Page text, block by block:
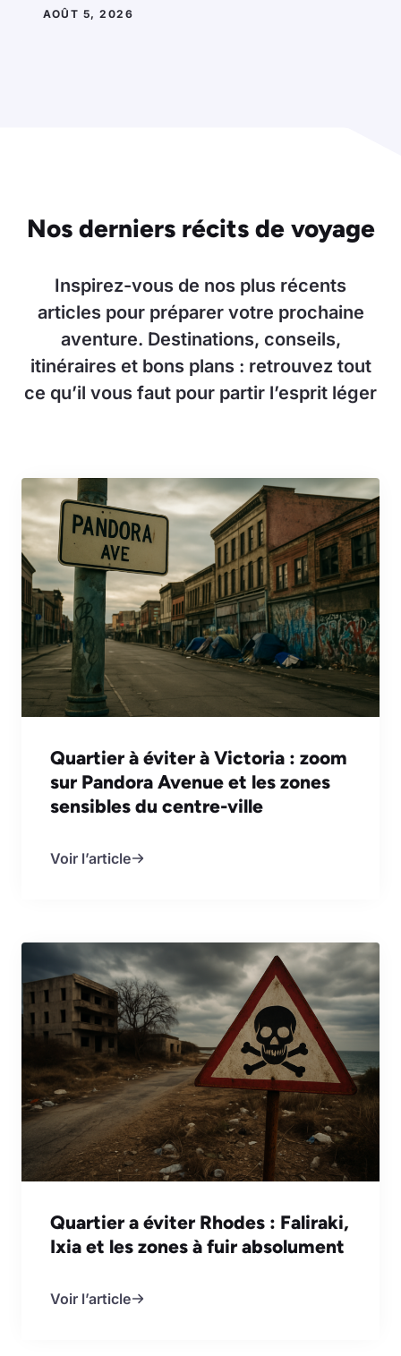
AOÛT 5, 2026
Nos derniers récits de voyage
Inspirez-vous de nos plus récents
articles pour préparer votre prochaine
aventure. Destinations, conseils,
itinéraires et bons plans : retrouvez tout
ce qu’il vous faut pour partir l’esprit léger
Quartier à éviter à Victoria : zoom
sur Pandora Avenue et les zones
sensibles du centre-ville
Voir l’article
Quartier a éviter Rhodes : Faliraki,
Ixia et les zones à fuir absolument
Voir l’article